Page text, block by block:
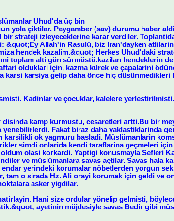
Uhud'da üç bin
yola çiktilar. Peygamber (sav) durumu haber
strateji izleyeceklerine karar verdiler.
&quot;Ey Allah'in Rasulü, biz Iran'dayken
hendek kazalim.&quot; Herkes Uhud'daki
toplam alti gün sürmüstü.kazilan hendeklerin
olduklari için, kazma kürek ve çapalarini
karsi karsiya gelip daha önce hiç düsünmedikleri
Kadinlar ve çocuklar, kalelere
kamp kurmustu, cesaretleri artti.Bu bir
Fakat biraz daha yaklastiklarinda
ok yagmuru basladi. Müslümanlarin
simdi onlarida kendi taraflarina geçmeleri için
olasi korkardi. Yaptigi konusmayla Sefleri
ve müslümanlara savas açtilar. Savas hala
yerindeki korumalar nöbetlerden yorgun
tam o sirada Hz. Ali orayi korumak için geldi ve
asker yigdilar.
Hani size ordular yönelip gelmisti,
ayetinin müjdesiyle savas Bedir gibi